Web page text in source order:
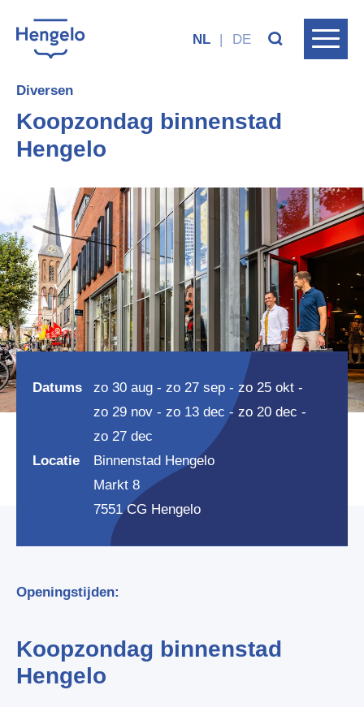
NL | DE
Diversen
Koopzondag binnenstad
Hengelo
Datums
zo 30 aug - zo 27 sep - zo 25 okt -
zo 29 nov - zo 13 dec - zo 20 dec -
zo 27 dec
Locatie
Binnenstad Hengelo
Markt 8
7551 CG Hengelo
Openingstijden:
Koopzondag binnenstad
Hengelo